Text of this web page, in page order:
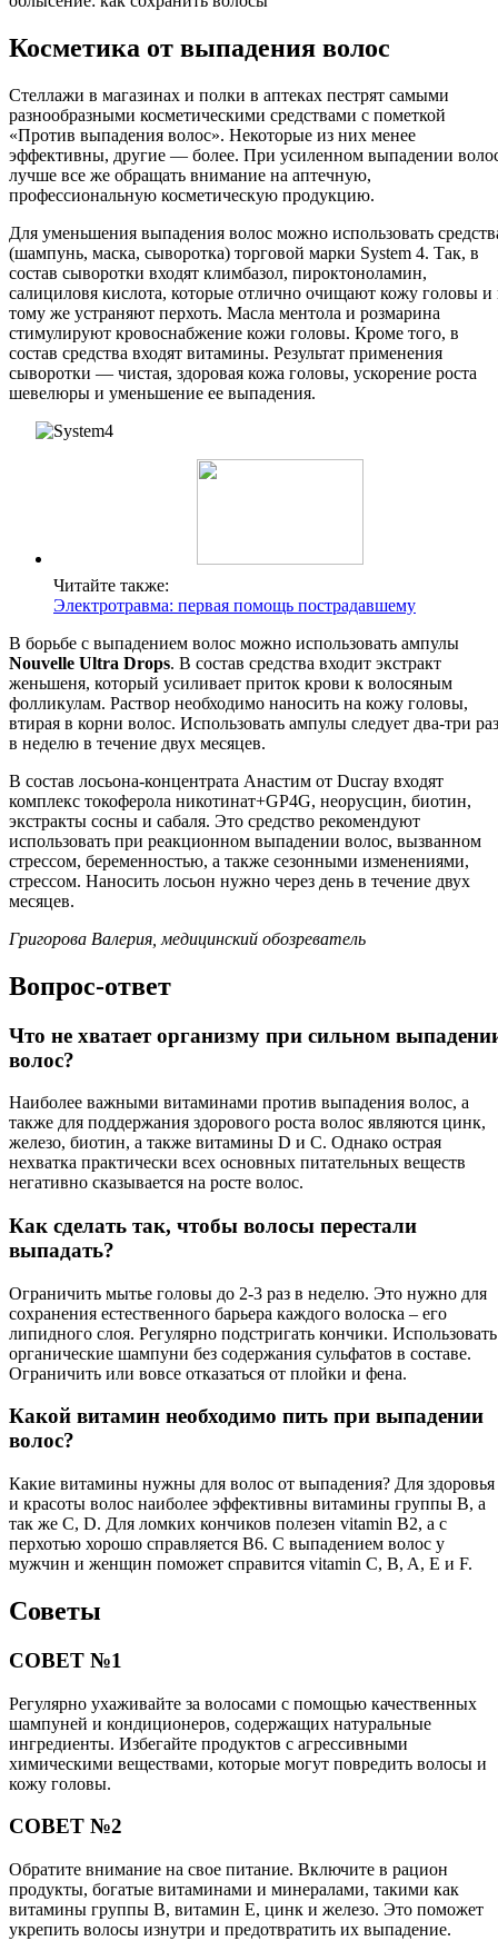
Косметика от выпадения волос
Стеллажи в магазинах и полки в аптеках пестрят самыми
разнообразными косметическими средствами с пометкой
«Против выпадения волос». Некоторые из них менее
эффективны, другие — более. При усиленном выпадении
лучше все же обращать внимание на аптечную,
профессиональную косметическую продукцию.
Для уменьшения выпадения волос можно использовать
(шампунь, маска, сыворотка) торговой марки System 4. Так, в
состав сыворотки входят климбазол, пироктоноламин,
салициловя кислота, которые отлично очищают кожу головы и
тому же устраняют перхоть. Масла ментола и розмарина
стимулируют кровоснабжение кожи головы. Кроме того, в
состав средства входят витамины. Результат применения
сыворотки — чистая, здоровая кожа головы, ускорение роста
шевелюры и уменьшение ее выпадения.
Читайте также:
Электротравма: первая помощь пострадавшему
В борьбе с выпадением волос можно использовать ампулы
Nouvelle Ultra Drops. В состав средства входит экстракт
женьшеня, который усиливает приток крови к волосяным
фолликулам. Раствор необходимо наносить на кожу головы,
втирая в корни волос. Использовать ампулы следует два-три
в неделю в течение двух месяцев.
В состав лосьона-концентрата Анастим от Ducray входят
комплекс токоферола никотинат+GP4G, неорусцин, биотин,
экстракты сосны и сабаля. Это средство рекомендуют
использовать при реакционном выпадении волос, вызванном
стрессом, беременностью, а также сезонными изменениями,
стрессом. Наносить лосьон нужно через день в течение двух
месяцев.
Григорова Валерия, медицинский обозреватель
Вопрос-ответ
Что не хватает организму при сильном
волос?
Наиболее важными витаминами против выпадения волос, а
также для поддержания здорового роста волос являются цинк,
железо, биотин, а также витамины D и C. Однако острая
нехватка практически всех основных питательных веществ
негативно сказывается на росте волос.
Как сделать так, чтобы волосы перестали
выпадать?
Ограничить мытье головы до 2-3 раз в неделю. Это нужно для
сохранения естественного барьера каждого волоска – его
липидного слоя. Регулярно подстригать кончики. Использовать
органические шампуни без содержания сульфатов в составе.
Ограничить или вовсе отказаться от плойки и фена.
Какой витамин необходимо пить при выпадении
волос?
Какие витамины нужны для волос от выпадения? Для здоровья
и красоты волос наиболее эффективны витамины группы B, а
так же C, D. Для ломких кончиков полезен vitamin B2, а с
перхотью хорошо справляется B6. С выпадением волос у
мужчин и женщин поможет справится vitamin C, B, A, E и F.
Советы
СОВЕТ №1
Регулярно ухаживайте за волосами с помощью качественных
шампуней и кондиционеров, содержащих натуральные
ингредиенты. Избегайте продуктов с агрессивными
химическими веществами, которые могут повредить волосы и
кожу головы.
СОВЕТ №2
Обратите внимание на свое питание. Включите в рацион
продукты, богатые витаминами и минералами, такими как
витамины группы B, витамин E, цинк и железо. Это поможет
укрепить волосы изнутри и предотвратить их выпадение.